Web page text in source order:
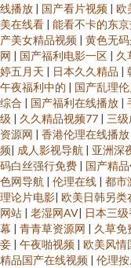
线播放 | 国产看片视频 | 欧
美在线看 | 能看不卡的东
产美女精品视频 | 黄色无码
网 | 国产福利电影一区 | 久
婷五月天 | 日本久久精品 |
午夜福利中的 | 国产乱理
综合 | 国产福利在线播放 |
级 | 久久精品视频77 | 三
资源网 | 香港伦理在线播放
频| 成人影视导航 | 亚洲深
码白丝强行免费 | 国产精
色网导航 | 伦理在线 | 都市
理论片电影| 欧美日韩另类
网站 | 老湿网AV| 日本三
幕 | 青青草资源网 | 久草免
妾 | 午夜啪视频 | 欧美风情
精品国产在线视频 | 伦理